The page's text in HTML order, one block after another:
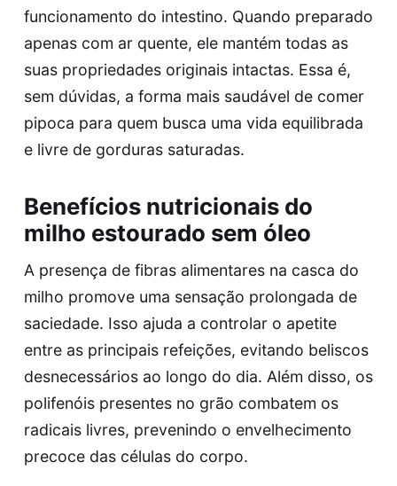
funcionamento do intestino. Quando preparado
apenas com ar quente, ele mantém todas as
suas propriedades originais intactas. Essa é,
sem dúvidas, a forma mais saudável de comer
pipoca para quem busca uma vida equilibrada
e livre de gorduras saturadas.
Benefícios nutricionais do
milho estourado sem óleo
A presença de fibras alimentares na casca do
milho promove uma sensação prolongada de
saciedade. Isso ajuda a controlar o apetite
entre as principais refeições, evitando beliscos
desnecessários ao longo do dia. Além disso, os
polifenóis presentes no grão combatem os
radicais livres, prevenindo o envelhecimento
precoce das células do corpo.